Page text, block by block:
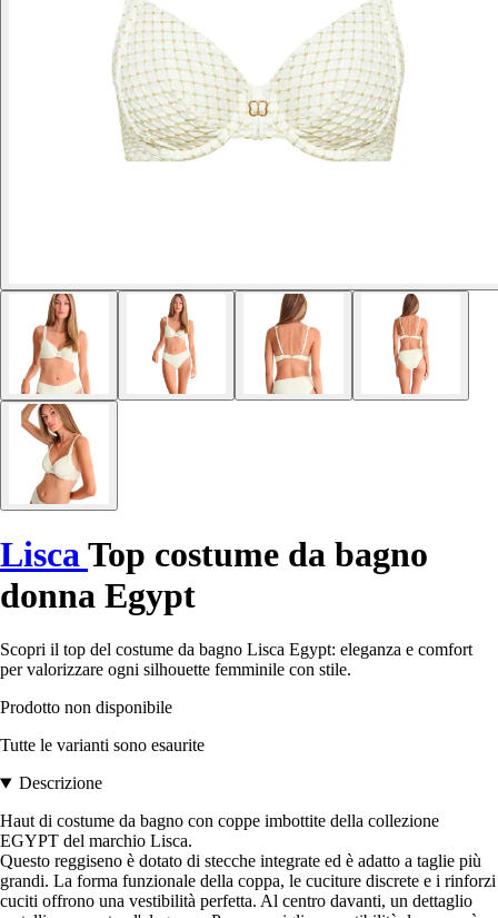
Lisca Top costume da bagno
donna Egypt
Scopri il top del costume da bagno Lisca Egypt: eleganza e comfort
per valorizzare ogni silhouette femminile con stile.
Prodotto non disponibile
Tutte le varianti sono esaurite
Descrizione
Haut di costume da bagno con coppe imbottite della collezione
EGYPT del marchio Lisca.
Questo reggiseno è dotato di stecche integrate ed è adatto a taglie più
grandi. La forma funzionale della coppa, le cuciture discrete e i rinforzi
cuciti offrono una vestibilità perfetta. Al centro davanti, un dettaglio